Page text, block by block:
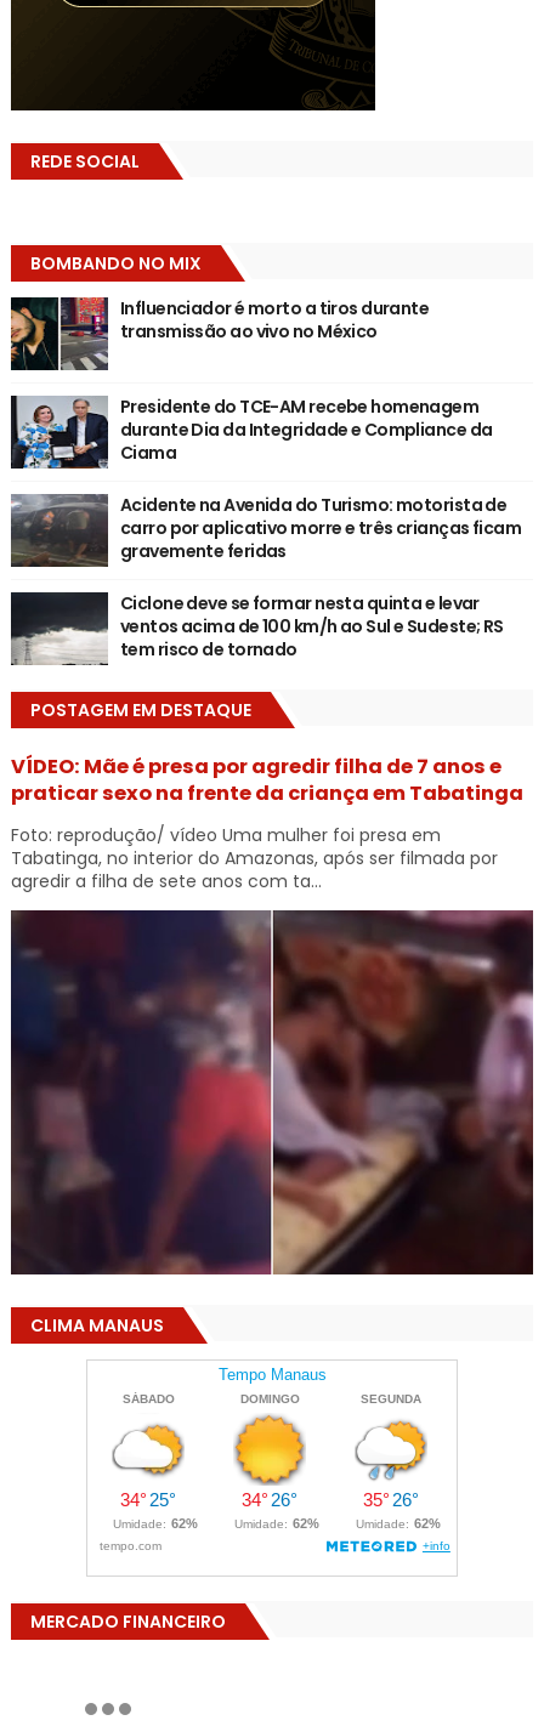
REDE SOCIAL
BOMBANDO NO MIX
Influenciador é morto a tiros durante
transmissão ao vivo no México
Presidente do TCE-AM recebe homenagem
durante Dia da Integridade e Compliance da
Ciama
Acidente na Avenida do Turismo: motorista de
carro por aplicativo morre e três crianças ficam
gravemente feridas
Ciclone deve se formar nesta quinta e levar
ventos acima de 100 km/h ao Sul e Sudeste; RS
tem risco de tornado
POSTAGEM EM DESTAQUE
VÍDEO: Mãe é presa por agredir filha de 7 anos e
praticar sexo na frente da criança em Tabatinga
Foto: reprodução/ vídeo Uma mulher foi presa em
Tabatinga, no interior do Amazonas, após ser filmada por
agredir a filha de sete anos com ta...
CLIMA MANAUS
MERCADO FINANCEIRO